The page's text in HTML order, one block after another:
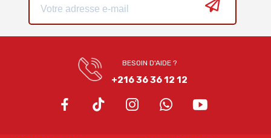
BESOIN D'AIDE ?
+216 36 36 12 12